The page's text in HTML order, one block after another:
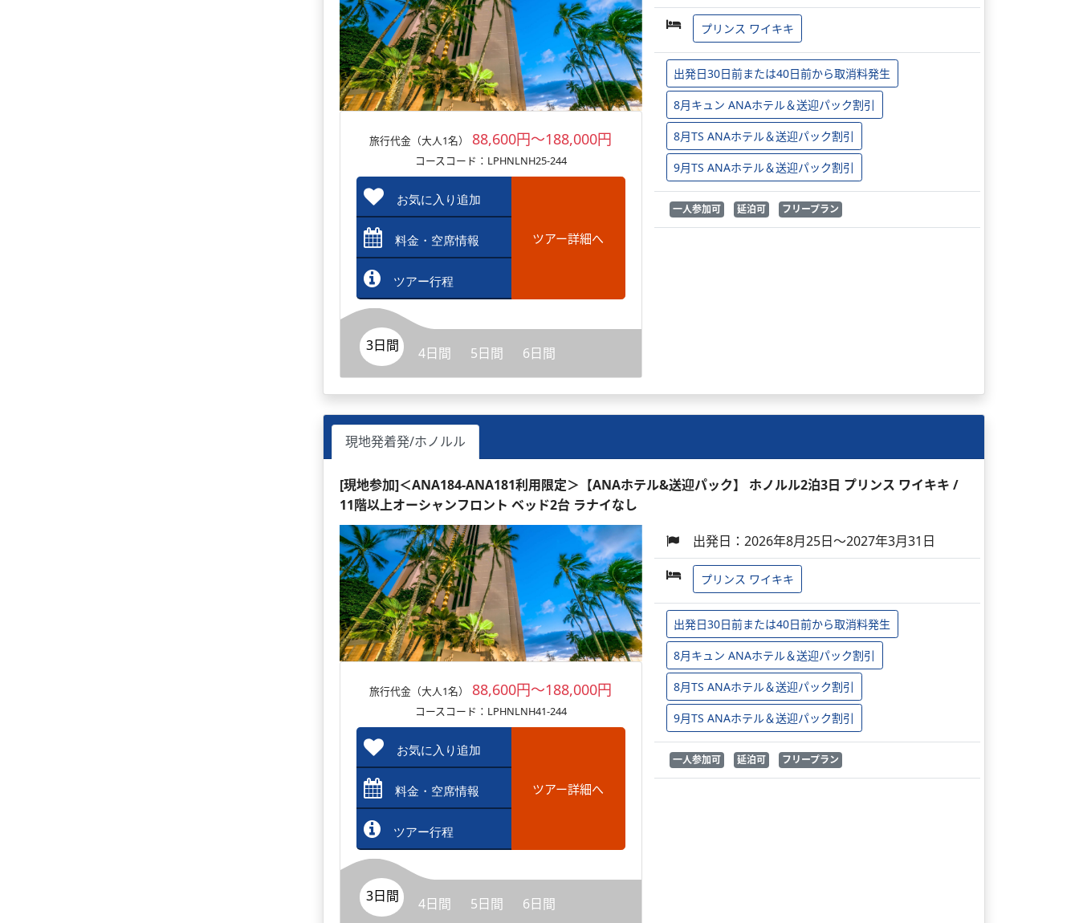
旅行代金（大人1名） 88,600円～188,000円
コースコード：LPHNLNH25-244
お気に入り追加
料金・空席情報
ツアー行程
ツアー詳細へ
3日間 4日間 5日間 6日間
プリンス ワイキキ
出発日30日前または40日前から取消料発生
8月キュン ANAホテル＆送迎パック割引
8月TS ANAホテル＆送迎パック割引
9月TS ANAホテル＆送迎パック割引
一人参加可 延泊可 フリープラン
現地発着発/ホノルル
[現地参加]＜ANA184-ANA181利用限定＞【ANAホテル&送迎パック】 ホノルル2泊3日 プリンス ワイキキ /
11階以上オーシャンフロント ベッド2台 ラナイなし
旅行代金（大人1名） 88,600円～188,000円
コースコード：LPHNLNH41-244
お気に入り追加
料金・空席情報
ツアー行程
ツアー詳細へ
3日間 4日間 5日間 6日間
出発日：2026年8月25日～2027年3月31日
プリンス ワイキキ
出発日30日前または40日前から取消料発生
8月キュン ANAホテル＆送迎パック割引
8月TS ANAホテル＆送迎パック割引
9月TS ANAホテル＆送迎パック割引
一人参加可 延泊可 フリープラン